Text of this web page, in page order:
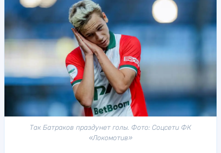
Так Батраков праздунет голы. Фото: Соцсети ФК
«Локомотив»